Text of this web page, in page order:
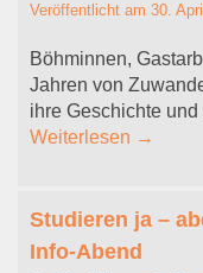
Veröffentlicht am 30.
Böhminnen,
Jahren von
ihre Geschichte
Weiterlesen →
Studieren ja –
Info-Abend